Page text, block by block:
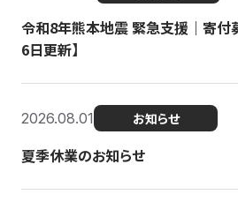
令和8年熊本地震 緊急支援｜寄付
6日更新】
2026.08.01 お知らせ
夏季休業のお知らせ